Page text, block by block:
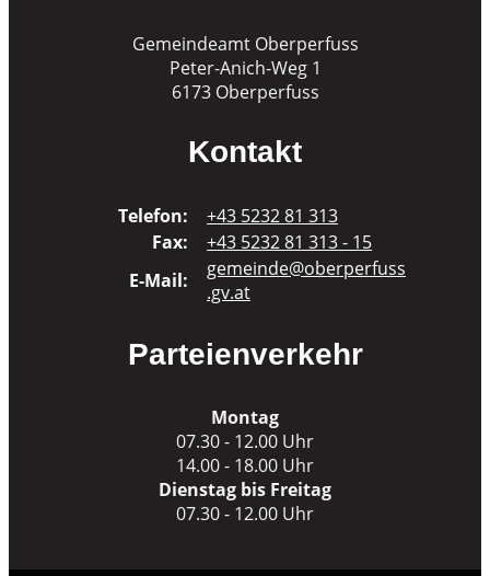
Gemeindeamt Oberperfuss
Peter-Anich-Weg 1
6173 Oberperfuss
Kontakt
Telefon:
+43 5232 81 313
Fax:
+43 5232 81 313 - 15
E-Mail:
gemeinde@oberperfuss
.gv.at
Parteienverkehr
Montag
07.30 - 12.00 Uhr
14.00 - 18.00 Uhr
Dienstag bis Freitag
07.30 - 12.00 Uhr